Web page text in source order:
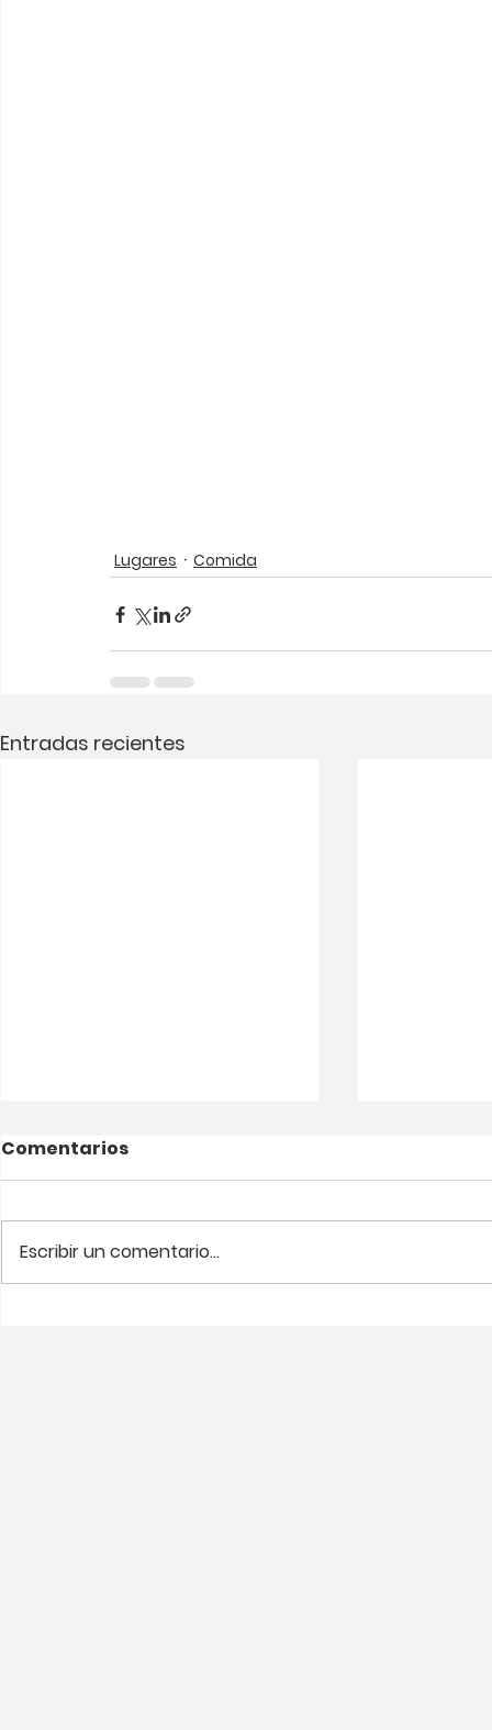
Lugares Comida
Entradas recientes
Comentarios
Escribir un comentario...